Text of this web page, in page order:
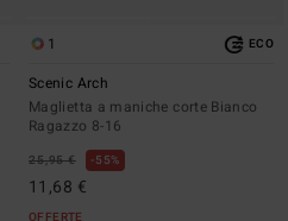
1 ECO
Scenic Arch
Maglietta a maniche corte Bianco
Ragazzo 8-16
25,95 € 55%
11,68 €